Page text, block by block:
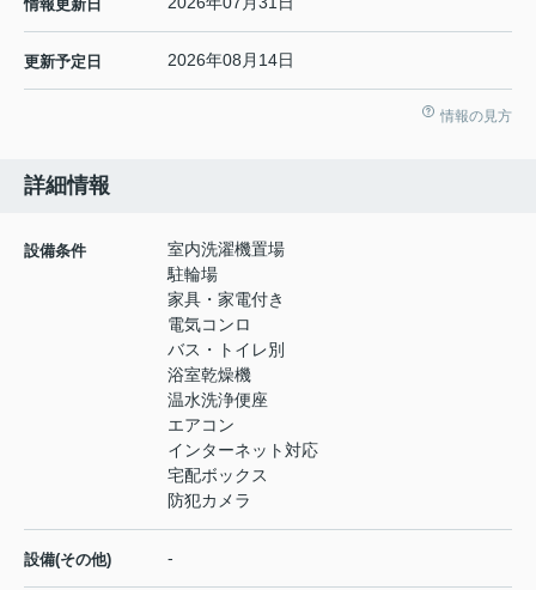
情報更新日
更新予定日 2026年08月14日
情報の見方
詳細情報
設備条件
室内洗濯機置場
駐輪場
家具・家電付き
電気コンロ
バス・トイレ別
浴室乾燥機
温水洗浄便座
エアコン
インターネット対応
宅配ボックス
防犯カメラ
設備(その他) -